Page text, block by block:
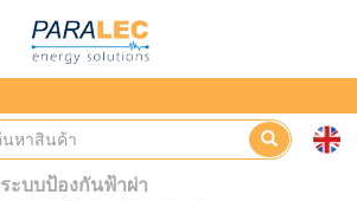
ระบบป้องกันฟ้าผ่า